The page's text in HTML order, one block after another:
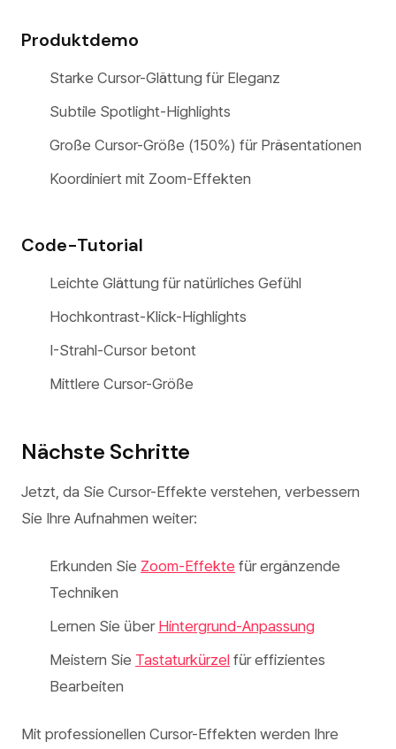
Produktdemo
Starke Cursor-Glättung für Eleganz
Subtile Spotlight-Highlights
Große Cursor-Größe (150%) für Präsentationen
Koordiniert mit Zoom-Effekten
Code-Tutorial
Leichte Glättung für natürliches Gefühl
Hochkontrast-Klick-Highlights
I-Strahl-Cursor betont
Mittlere Cursor-Größe
Nächste Schritte
Jetzt, da Sie Cursor-Effekte verstehen, verbessern
Sie Ihre Aufnahmen weiter:
Erkunden Sie Zoom-Effekte für ergänzende
Techniken
Lernen Sie über Hintergrund-Anpassung
Meistern Sie Tastaturkürzel für effizientes
Bearbeiten
Mit professionellen Cursor-Effekten werden Ihre